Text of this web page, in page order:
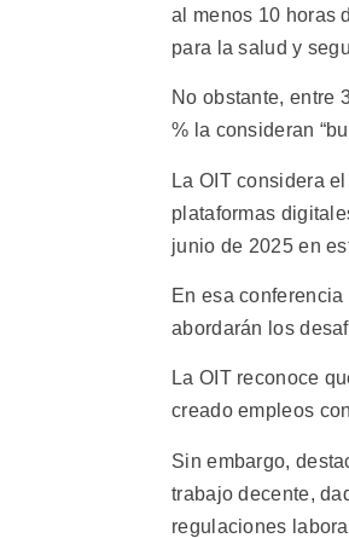
al menos 10 horas
para la salud y
No obstante, entre
% la consideran
La OIT considera
plataformas
junio de 2025 en
En esa
abordarán los
La OIT reconoce
creado empleos
Sin embargo,
trabajo decente,
regulaciones